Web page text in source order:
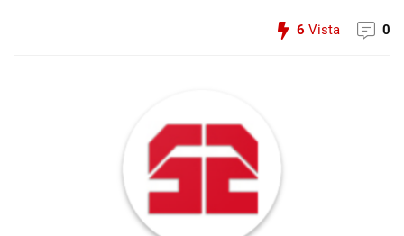
6 Vista 0